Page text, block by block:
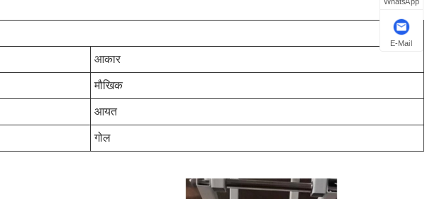
आकार
मौखिक
आयत
गोल
E-Mail